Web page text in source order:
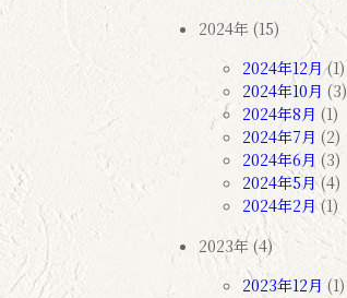
2024年 (15)
2024年12月(1)
2024年10月 (3)
2024年8月 (1)
2024年7月 (2)
2024年6月 (3)
2024年5月(4)
2024年2月(1)
2023年 (4)
2023年12月 (1)